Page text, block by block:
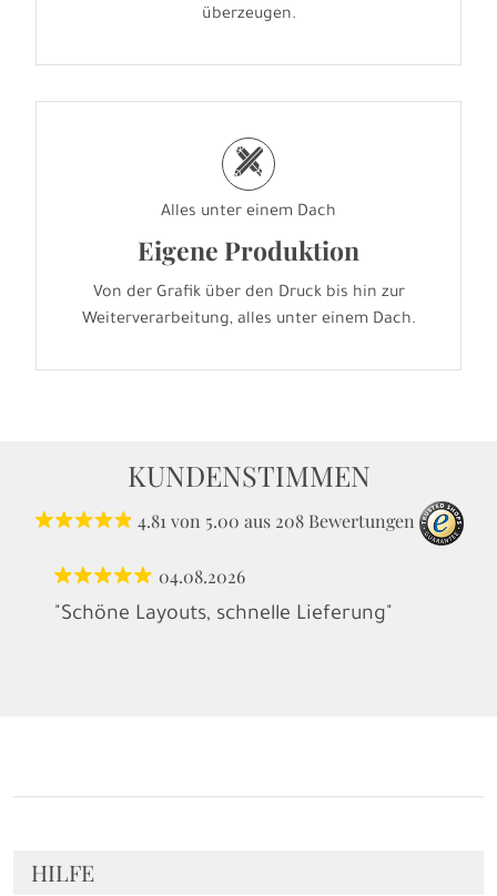
überzeugen.
h
Alles unter einem Dach
Eigene Produktion
Von der Grafik über den Druck bis hin zur
Weiterverarbeitung, alles unter einem Dach.
KUNDENSTIMMEN
4.81von 5.00 aus 208 Bewertungen
04.08.2026
"Schöne Layouts, schnelle Lieferung"
HILFE